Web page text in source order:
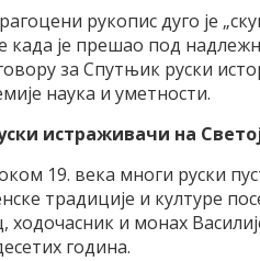
рукопис дуго је
када је прешао под
за Спутњик руски
наука и уметности.
истраживачи на
19. века многи руски
традиције и културе
ходочасник и монах
година.